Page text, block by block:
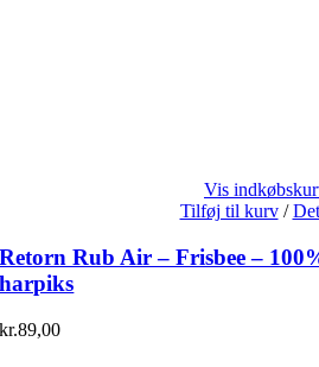
Vis
Tilføj til kurv /
Retorn Rub Air – Frisbee –
harpiks
kr.89,00